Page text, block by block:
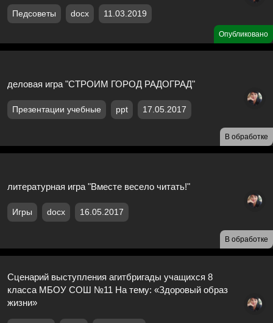
Опубликовано
Педсоветы docx 11.03.2019
В обработке
деловая игра "СТРОИМ ГОРОД РАДОГРАД"
Презентации учебные ppt 17.05.2017
В обработке
литературная игра "Вместе весело читать!"
Игры docx 16.05.2017
Сценарий выступления агитбригады учащихся 8
класса МБОУ СОШ №11 На тему: «Здоровый образ
жизни»